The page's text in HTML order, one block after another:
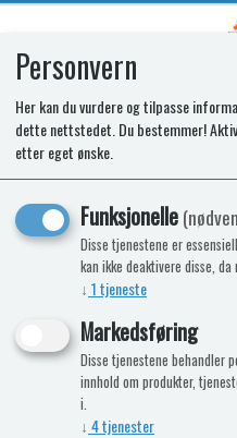
SPARES KIT -
ROUND
Personvern
Her kan du vurdere og tilpasse
dette nettstedet. Du bestemmer!
etter eget ønske.
Funksjonelle
Disse tjenestene er
kan ikke deaktivere disse,
↓ 1tjeneste
Markedsføring
Disse tjenestene behandler
innhold om produkter,
i.
↓ 4tjenester